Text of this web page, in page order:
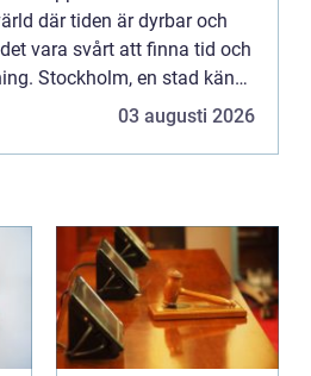
där tiden är dyrbar och
vara svårt att finna tid och
Stockholm, en stad känd
03 augusti 2026